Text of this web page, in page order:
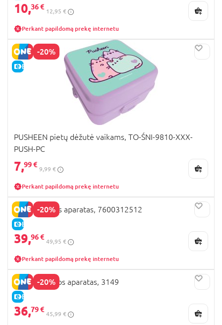
10,36 €
12,95 €
Perkant papildomą prekę internetu
-20%
E-KAINA
PUSHEEN pietų dėžutė vaikams, TO-ŚNI-9810-XXX-
PUSH-PC
7,99 €
9,99 €
Perkant papildomą prekę internetu
-20%
E-KAINA
SMOBY kavos aparatas, 7600312512
39,96 €
49,95 €
Perkant papildomą prekę internetu
-20%
E-KAINA
PLAYGO Kavos aparatas, 3149
36,79 €
45,99 €